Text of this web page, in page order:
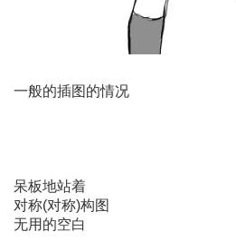
一般的插图的情况
呆板地站着
对称(对称)构图
无用的空白